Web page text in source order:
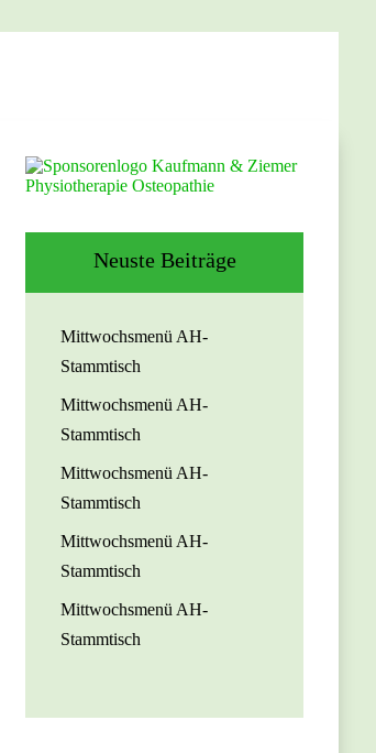
Neuste Beiträge
Mittwochsmenü AH-
Stammtisch
Mittwochsmenü AH-
Stammtisch
Mittwochsmenü AH-
Stammtisch
Mittwochsmenü AH-
Stammtisch
Mittwochsmenü AH-
Stammtisch